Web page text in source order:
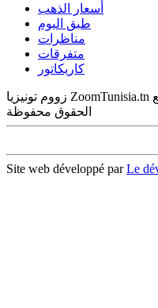
أسعار الذهب
طبق اليوم
مناظرات
متفرقات
كاريكاتور
زووم تونيزيا ZoomTunisia.tn جريدة إلكترونية جامعة - © 2019 جميع
الحقوق محفوظة
Site web développé parLe